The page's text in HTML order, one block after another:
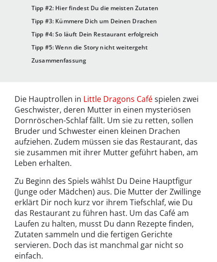
Tipp #2: Hier findest Du die meisten Zutaten
Tipp #3: Kümmere Dich um Deinen Drachen
Tipp #4: So läuft Dein Restaurant erfolgreich
Tipp #5: Wenn die Story nicht weitergeht
Zusammenfassung
Die Hauptrollen in Little Dragons Caféspielen zwei
Geschwister, deren Mutter in einen mysteriösen
Dornröschen-Schlaf fällt. Um sie zu retten, sollen
Bruder und Schwester einen kleinen Drachen
aufziehen. Zudem müssen sie das Restaurant, das
sie zusammen mit ihrer Mutter geführt haben, am
Leben erhalten.
Zu Beginn des Spiels wählst Du Deine Hauptfigur
(Junge oder Mädchen) aus. Die Mutter der Zwillinge
erklärt Dir noch kurz vor ihrem Tiefschlaf, wie Du
das Restaurant zu führen hast. Um das Café am
Laufen zu halten, musst Du dann Rezepte finden,
Zutaten sammeln und die fertigen Gerichte
servieren. Doch das ist manchmal gar nicht so
einfach.